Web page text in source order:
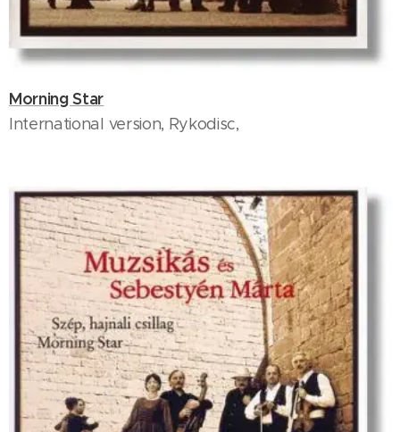
Morning Star
International version, Rykodisc,